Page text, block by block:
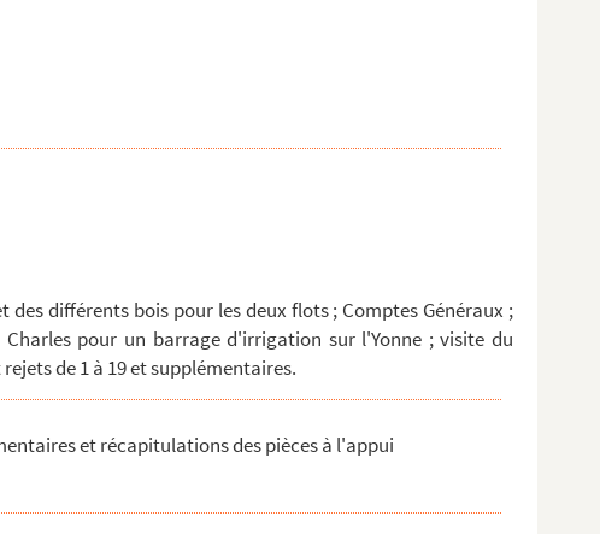
des différents bois pour les deux flots ; Comptes Généraux ;
pour un barrage d'irrigation sur l'Yonne ; visite du
de 1 à 19 et supplémentaires.
et récapitulations des pièces à l'appui